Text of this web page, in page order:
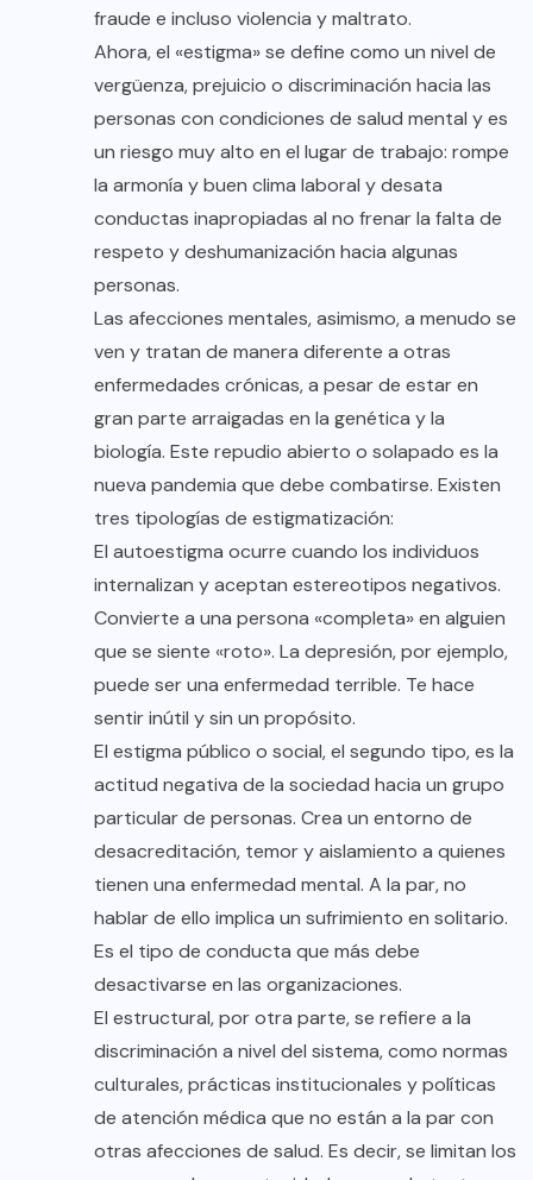
fraude e incluso violencia y maltrato.
Ahora, el «estigma» se define como un nivel de
vergüenza, prejuicio o discriminación hacia las
personas con condiciones de salud mental y es
un riesgo muy alto en el lugar de trabajo: rompe
la armonía y buen clima laboral y desata
conductas inapropiadas al no frenar la falta de
respeto y deshumanización hacia algunas
personas.
Las afecciones mentales, asimismo, a menudo se
ven y tratan de manera diferente a otras
enfermedades crónicas, a pesar de estar en
gran parte arraigadas en la genética y la
biología. Este repudio abierto o solapado es la
nueva pandemia que debe combatirse. Existen
tres tipologías de estigmatización:
El autoestigma ocurre cuando los individuos
internalizan y aceptan estereotipos negativos.
Convierte a una persona «completa» en alguien
que se siente «roto». La depresión, por ejemplo,
puede ser una enfermedad terrible. Te hace
sentir inútil y sin un propósito.
El estigma público o social, el segundo tipo, es la
actitud negativa de la sociedad hacia un grupo
particular de personas. Crea un entorno de
desacreditación, temor y aislamiento a quienes
tienen una enfermedad mental. A la par, no
hablar de ello implica un sufrimiento en solitario.
Es el tipo de conducta que más debe
desactivarse en las organizaciones.
El estructural, por otra parte, se refiere a la
discriminación a nivel del sistema, como normas
culturales, prácticas institucionales y políticas
de atención médica que no están a la par con
otras afecciones de salud. Es decir, se limitan los